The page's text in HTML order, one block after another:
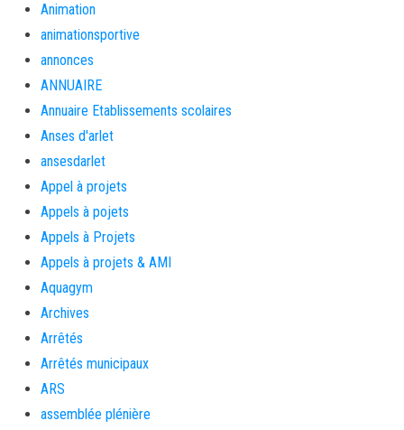
Animation
animationsportive
annonces
ANNUAIRE
Annuaire Etablissements scolaires
Anses d'arlet
ansesdarlet
Appel à projets
Appels à pojets
Appels à Projets
Appels à projets & AMI
Aquagym
Archives
Arrêtés
Arrêtés municipaux
ARS
assemblée plénière